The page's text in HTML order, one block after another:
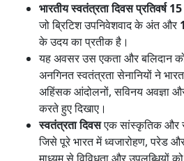
भारतीय स्वतंत्रता दिवस प्रतिवर्ष
जो ब्रिटिश उपनिवेशवाद के अंत और
के उदय का प्रतीक है।
यह अवसर उस एकता और बलिदान
अनगिनत स्वतंत्रता सेनानियों ने
अहिंसक आंदोलनों, सविनय अवज्ञा
करते हुए दिखाए।
स्वतंत्रता दिवसएक सांस्कृतिक और
जिसे पूरे भारत में ध्वजारोहण, परेड